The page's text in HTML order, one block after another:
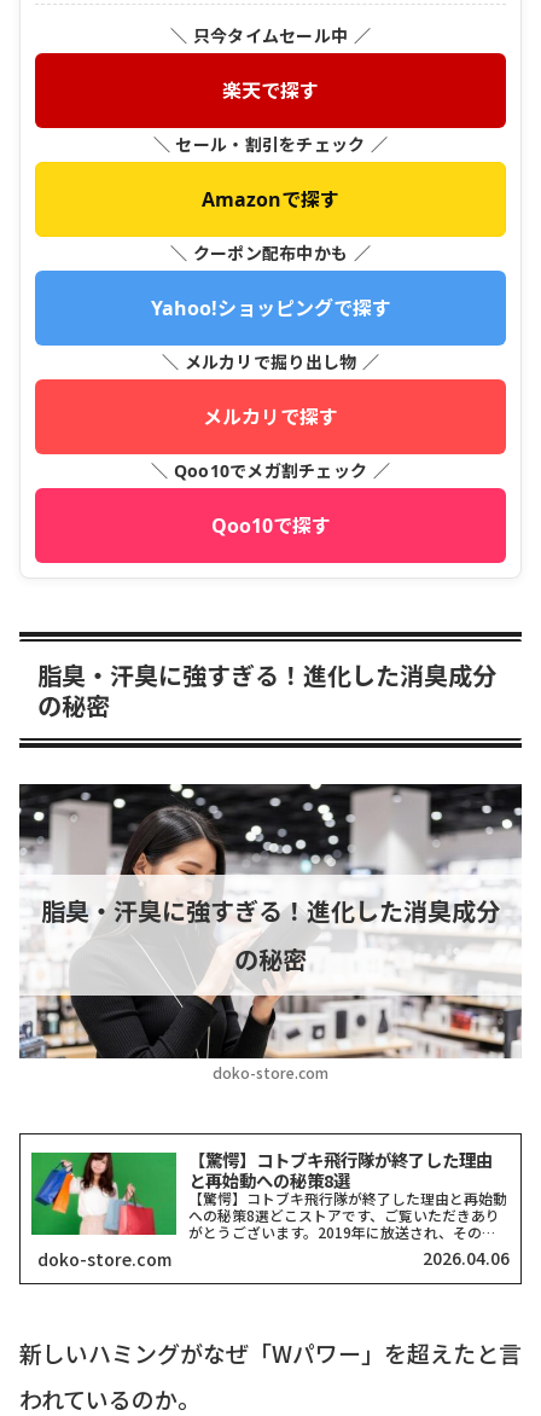
＼ 只今タイムセール中 ／
楽天で探す
＼ セール・割引をチェック ／
Amazonで探す
＼ クーポン配布中かも ／
Yahoo!ショッピングで探す
＼ メルカリで掘り出し物 ／
メルカリで探す
＼ Qoo10でメガ割チェック ／
Qoo10で探す
脂臭・汗臭に強すぎる！進化した消臭成分
の秘密
doko-store.com
脂臭・汗臭に強すぎる！進化した消臭成分
の秘密
【驚愕】コトブキ飛行隊が終了した理由
と再始動への秘策8選
【驚愕】コトブキ飛行隊が終了した理由と再始動
への秘策8選どこストアです、ご覧いただきあり
がとうございます。2019年に放送され、その圧
倒的な空戦描写でアニメファンを唸らせた『荒野
のコトブキ飛行隊』。しかし、ネット上では「終
了」「なぜ」といっ...
doko-store.com 2026.04.06
新しいハミングがなぜ「Wパワー」を超えたと言
われているのか。